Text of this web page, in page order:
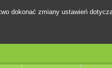
dokonać zmiany ustawień